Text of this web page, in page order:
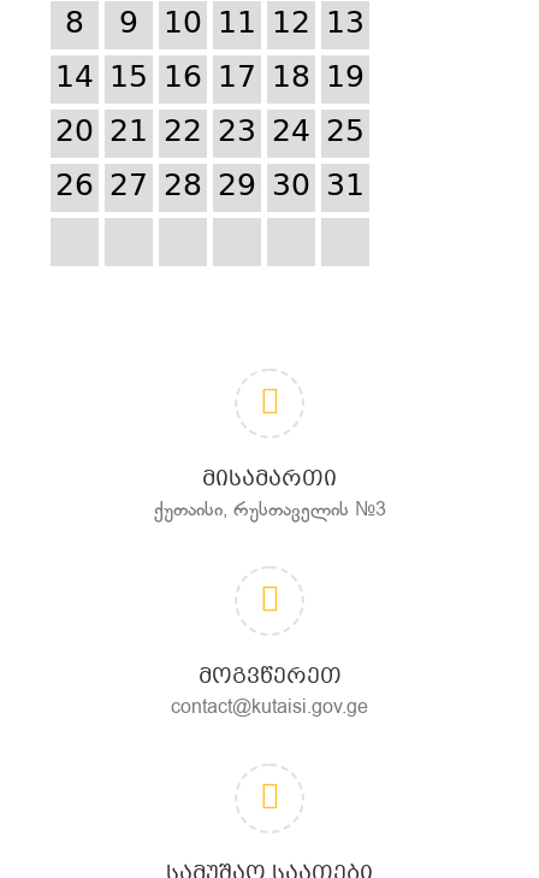
8
9 10 11 12 13
14 15 16 17 18 19
20 21 22 23 24 25
26 27 28 29 30 31
ᲛᲘᲡᲐᲛᲐᲠᲗᲘ
ქუთაისი, რუსთაველის №3
ᲛᲝᲒᲕᲬᲔᲠᲔᲗ
contact@kutaisi.gov.ge